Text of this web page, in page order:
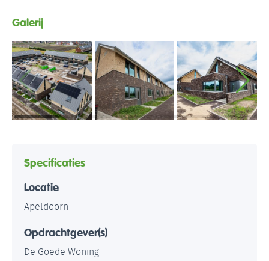
Galerij
Specificaties
Locatie
Apeldoorn
Opdrachtgever(s)
De Goede Woning